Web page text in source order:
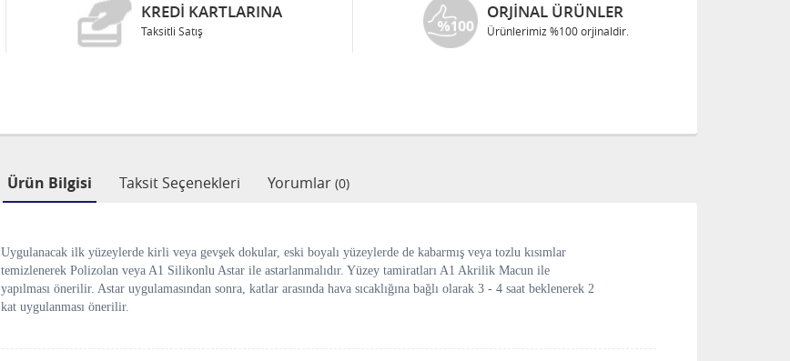
KREDI KARTLARINA
Taksitli Satış
ORJINAL ÜRÜNLER
Ürünlerimiz %100 orjinaldir.
Ürün Bilgisi Taksit Seçenekleri Yorumlar (0)
Uygulanacak ilk yüzeylerde kirli veya gevşek dokular, eski boyalı yüzeylerde de kabarmış veya tozlu kısımlar
temizlenerek Polizolan veya A1 Silikonlu Astar ile astarlanmalıdır. Yüzey tamiratları A1 Akrilik Macun ile
yapılması önerilir. Astar uygulamasından sonra, katlar arasında hava sıcaklığına bağlı olarak 3 - 4 saat beklenerek 2
kat uygulanması önerilir.